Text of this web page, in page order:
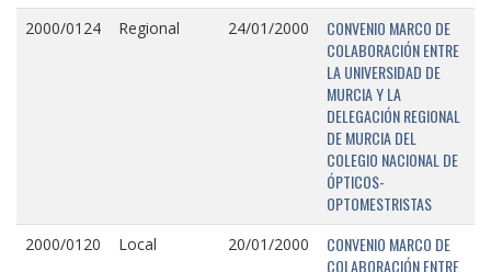
2000/0124 Regional 24/01/2000
CONVENIO MARCO DE
COLABORACIÓN ENTRE
LA UNIVERSIDAD DE
MURCIA Y LA
DELEGACIÓN REGIONAL
DE MURCIA DEL
COLEGIO NACIONAL DE
ÓPTICOS-
OPTOMESTRISTAS
2000/0120 Local 20/01/2000
CONVENIO MARCO DE
COLABORACIÓN ENTRE